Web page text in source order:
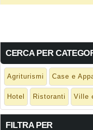
CERCA PER
Agriturismi Case e
Hotel Ristoranti Ville
FILTRA PER